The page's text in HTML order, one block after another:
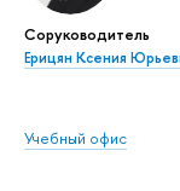
Соруководитель
Ерицян Ксения
Учебный офис